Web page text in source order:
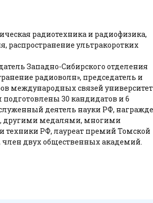
радиотехника и радиофизика,
распространение ультракоротких
Западно-Сибирского отделения
радиоволн», председатель и
международных связей
30 кандидатов и 6
деятель науки РФ,
другими медалями, многими
РФ, лауреат премий Томской
член двух общественных академий.